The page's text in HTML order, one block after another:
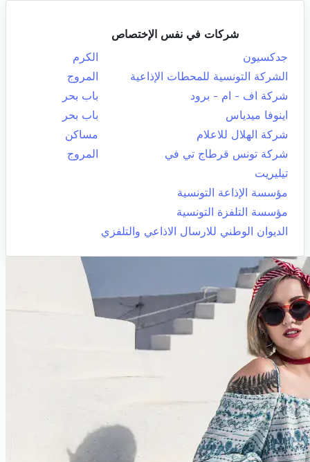
شركات في نفس الإختصاص
جدكسيون
الكرم
الشركة التونسية للمحطات الإذاعية
المروج
شركة اف - ام - برود
باب بحر
اينوفا ميدياس
باب بحر
شركة الهلال للاعلام
مساكن
شركة تونس قرطاج تي في
المروج
تيليريت
مؤسسة الإذاعة التونسية
مؤسسة التلفزة التونسية
الديوان الوطني للارسال الاذاعي والتلفزي